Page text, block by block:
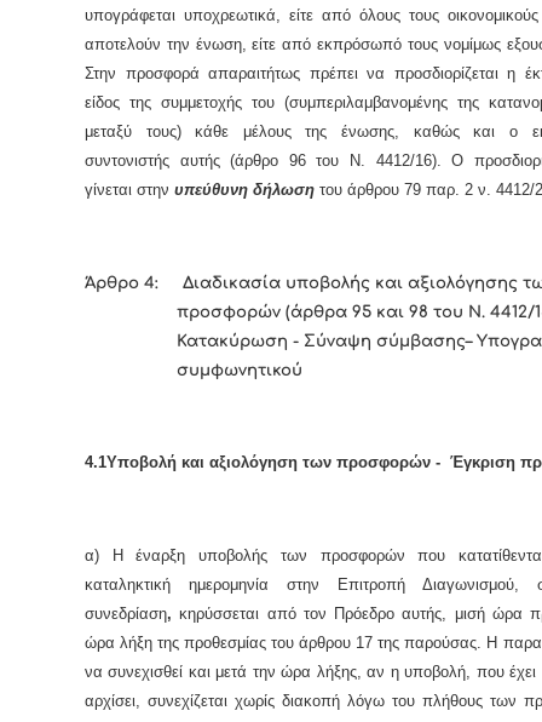
υπογράφεται υποχρεωτικά, είτε από όλους τους
αποτελούν την ένωση, είτε από εκπρόσωπό τους νομίμως
Στην προσφορά απαραιτήτως πρέπει να προσδιορίζεται η
είδος της συμμετοχής του (συμπεριλαμβανομένης της
μεταξύ τους) κάθε μέλους της ένωσης, καθώς και ο
συντονιστής αυτής (άρθρο 96 του Ν. 4412/16). Ο
γίνεται στην υπεύθυνη δήλωση του άρθρου 79 παρ. 2 ν. 4412/
Άρθρο 4: Διαδικασία υποβολής και αξιολόγησης
προσφορών (άρθρα 95 και 98 του Ν. 4412/
Κατακύρωση - Σύναψη σύμβασης–
συμφωνητικού
4.1Υποβολή και αξιολόγηση των προσφορών - Έγκριση
α) Η έναρξη υποβολής των προσφορών που
καταληκτική ημερομηνία στην Επιτροπή Διαγωνισμού,
συνεδρίαση, κηρύσσεται από τον Πρόεδρο αυτής, μισή ώρα
ώρα λήξη της προθεσμίας του άρθρου 17 της παρούσας. Η
να συνεχισθεί και μετά την ώρα λήξης, αν η υποβολή, που
αρχίσει, συνεχίζεται χωρίς διακοπή λόγω του πλήθους των